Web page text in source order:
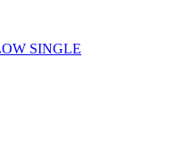
SINGLE